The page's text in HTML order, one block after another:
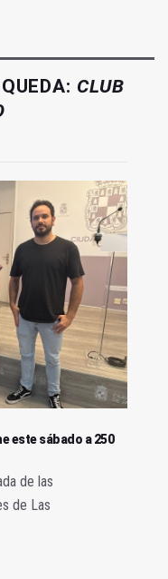
CLUB
este sábado a 250
de las
de Las